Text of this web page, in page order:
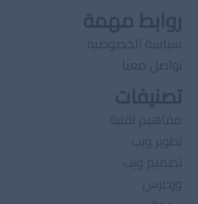
روابط مهمة
سياسة الخصوصية
تواصل معنا
تصنيفات
مفاهيم تقنية
تطوير ويب
تصميم ويب
وردبرس